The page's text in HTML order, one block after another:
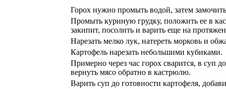
Горох нужно промыть водой, затем
Промыть куриную грудку, положить ее в
закипит, посолить и варить еще на
Нарезать мелко лук, натереть морковь и
Картофель нарезать небольшими кубиками.
Примерно через час горох сварится, в суп
вернуть мясо обратно в кастрюлю.
Варить суп до готовности картофеля,